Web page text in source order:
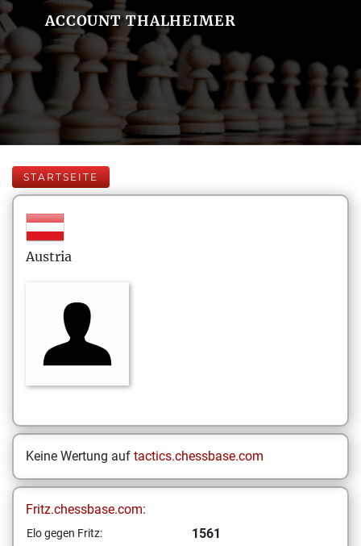
ACCOUNT THALHEIMER
STARTSEITE
Austria
Keine Wertung auf tactics.chessbase.com
Fritz.chessbase.com:
Elo gegen Fritz: 1561